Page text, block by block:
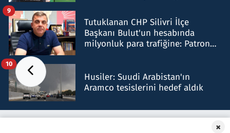
×
Tutuklanan CHP Silivri İlçe
Başkanı Bulut'un hesabında
milyonluk para trafiğine: Patron
9
Husiler: Suudi Arabistan'ın
Aramco tesislerini hedef aldık
10